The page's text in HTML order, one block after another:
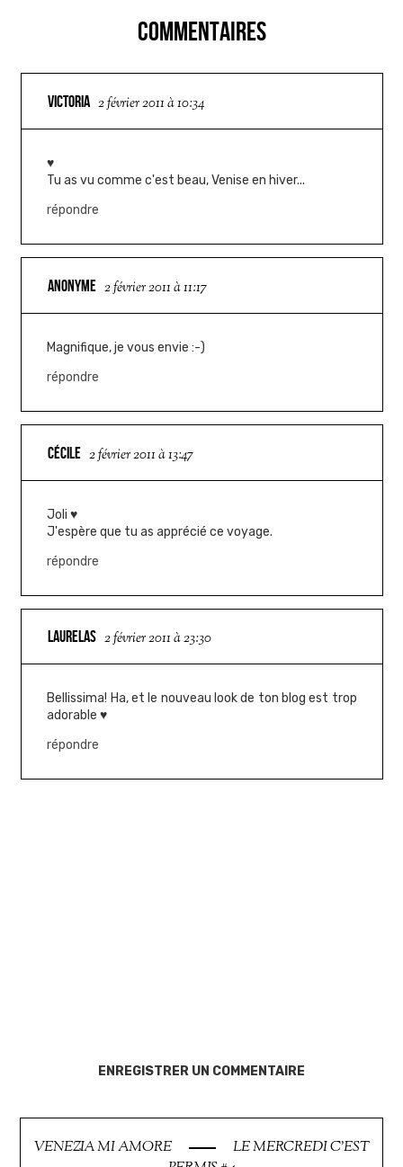
COMMENTAIRES
VICTORIA 2 février 2011 à 10:34
♥
Tu as vu comme c'est beau, Venise en hiver...
répondre
ANONYME 2 février 2011 à 11:17
Magnifique, je vous envie :-)
répondre
CÉCILE 2 février 2011 à 13:47
Joli ♥
J'espère que tu as apprécié ce voyage.
répondre
LAURELAS 2 février 2011 à 23:30
Bellissima! Ha, et le nouveau look de ton blog est trop
adorable ♥
répondre
ENREGISTRER UN COMMENTAIRE
VENEZIA MI AMORE
LE MERCREDI C'EST